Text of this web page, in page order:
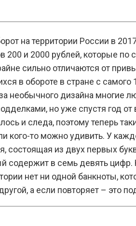
на территории России в
200 и 2000 рублей, которые по
сильно отличаются от
в обороте в стране с самого
необычного дизайна многие
но уже спустя год от
и следа, поэтому теперь
кого-то можно удивить. У
состоящая из двух первых
содержит в семь девять цифр.
нет ни одной банкноты,
а если повторяет – это